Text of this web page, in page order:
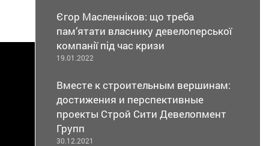
Єгор Масленніков: що треба
пам’ятати власнику девелоперської
компанії під час кризи
19.01.2022
Вместе к строительным вершинам:
достижения и перспективные
проекты Строй Сити Девелопмент
Групп
30.12.2021